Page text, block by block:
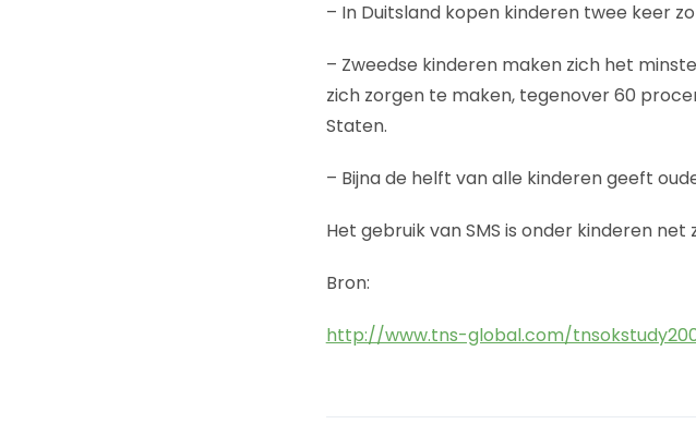
– In Duitsland kopen kinderen twee keer
– Zweedse kinderen maken zich het
zich zorgen te maken, tegenover 60
Staten.
– Bijna de helft van alle kinderen geeft
Het gebruik van SMS is onder kinderen
Bron:
http://www.tns-global.com/